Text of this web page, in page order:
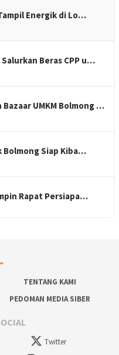
Energik di Lo…
Beras CPP u…
Bazaar UMKM Bolmong …
Siap Kiba…
Rapat Persiapa…
TENTANG KAMI
PEDOMAN MEDIA SIBER
Twitter